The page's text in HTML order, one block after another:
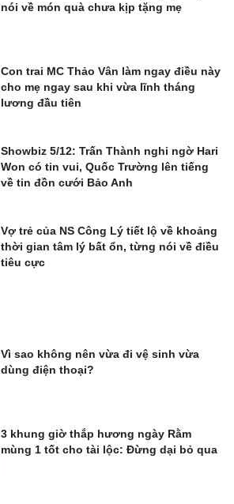
nói về món quà chưa kịp tặng mẹ
Con trai MC Thảo Vân làm ngay điều này
cho mẹ ngay sau khi vừa lĩnh tháng
lương đầu tiên
Showbiz 5/12: Trấn Thành nghi ngờ Hari
Won có tin vui, Quốc Trường lên tiếng
về tin đồn cưới Bảo Anh
Vợ trẻ của NS Công Lý tiết lộ về khoảng
thời gian tâm lý bất ổn, từng nói về điều
tiêu cực
Vì sao không nên vừa đi vệ sinh vừa
dùng điện thoại?
3 khung giờ thắp hương ngày Rằm
mùng 1 tốt cho tài lộc: Đừng dại bỏ qua